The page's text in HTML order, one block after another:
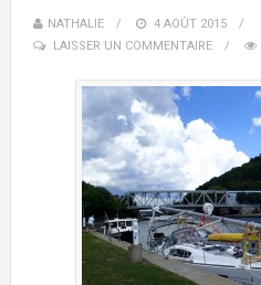
NATHALIE
4 AOÛT 2015
LAISSER UN COMMENTAIRE